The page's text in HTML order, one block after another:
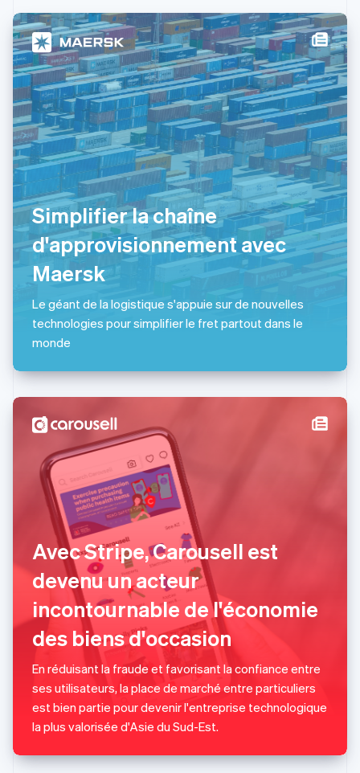
Simplifier la chaîne
d'approvisionnement avec
Maersk
Le géant de la logistique s'appuie sur de nouvelles
technologies pour simplifier le fret partout dans le
monde
Avec Stripe, Carousell est
devenu un acteur
incontournable de l'économie
des biens d'occasion
En réduisant la fraude et favorisant la confiance entre
ses utilisateurs, la place de marché entre particuliers
est bien partie pour devenir l'entreprise technologique
la plus valorisée d'Asie du Sud-Est.
Hongrie
English
Inde
English
Irlande
English
Italie
ItalianoEnglish
Japon
日本語English
Lettonie
English
Liechtenstein
DeutschEnglish
Lituanie
English
Luxembourg
Malaisie
English简体中文
Malte
Mexique
English
Nouvelle-Zélande
English
Pays-Bas
NederlandsEnglish
Pologne
English
Portugal
PortuguêsEnglish
RAS de Hong Kong, Chine
English简体中文
République tchèque
English
Roumanie
Royaume-Uni
English
Singapour
English简体中文
Slovaquie
Slovénie